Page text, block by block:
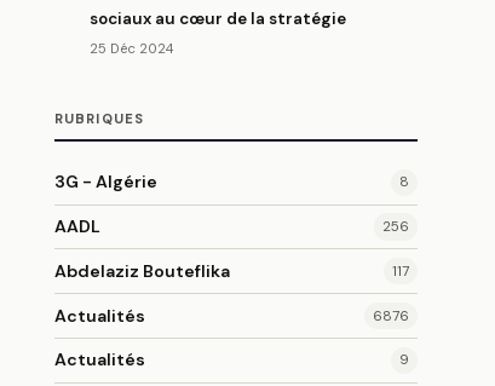
sociaux au cœur de la stratégie
25 Déc 2024
RUBRIQUES
3G - Algérie 8
AADL 256
Abdelaziz Bouteflika 117
Actualités 6876
Actualités 9